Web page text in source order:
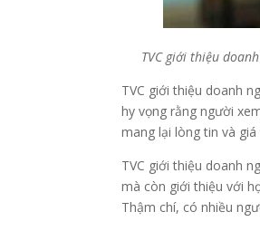
TVC giới thiệu
TVC giới thiệu doanh
hy vọng rằng người
mang lại lòng tin và
TVC giới thiệu doanh
mà còn giới thiệu với
Thậm chí, có nhiều